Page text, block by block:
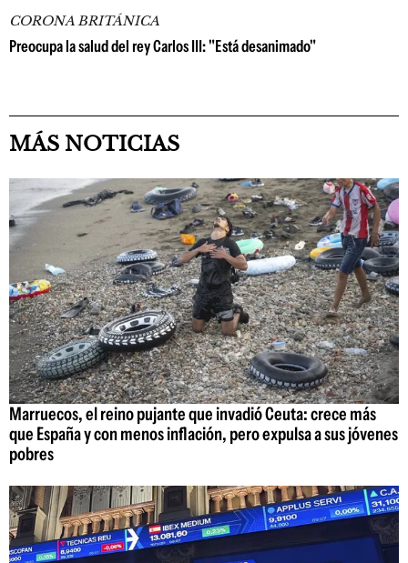
CORONA BRITÁNICA
Preocupa la salud del rey Carlos III: "Está desanimado"
MÁS NOTICIAS
Marruecos, el reino pujante que invadió Ceuta: crece más
que España y con menos inflación, pero expulsa a sus jóvenes
pobres